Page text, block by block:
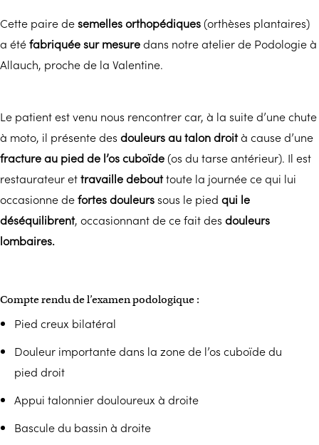
Cette paire desemelles orthopédiques(orthèses plantaires)
a étéfabriquée sur mesuredans notre atelier de Podologie à
Allauch, proche de la Valentine.
Le patient est venu nous rencontrer car, à la suite d’une chute
à moto, il présente des douleurs au talon droità cause d’une
fracture au pied de l’os cuboïde(os du tarse antérieur). Il est
restaurateur ettravaille debouttoute la journée ce qui lui
occasionne defortes douleurssous le pied qui le
déséquilibrent, occasionnant de ce fait des douleurs
lombaires.
Compte rendu de l’examen podologique :
Pied creux bilatéral
Douleur importante dans la zone de l’os cuboïde du
pied droit
Appui talonnier douloureux à droite
Bascule du bassin à droite